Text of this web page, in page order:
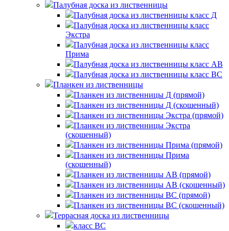
Палубная доска из лиственницы
Палубная доска из лиственницы класс Д
Палубная доска из лиственницы класс
Экстра
Палубная доска из лиственницы класс
Прима
Палубная доска из лиственницы класс AB
Палубная доска из лиственницы класс BC
Планкен из лиственницы
Планкен из лиственницы Д (прямой)
Планкен из лиственницы Д (скошенный)
Планкен из лиственницы Экстра (прямой)
Планкен из лиственницы Экстра
(скошенный)
Планкен из лиственницы Прима (прямой)
Планкен из лиственницы Прима
(скошенный)
Планкен из лиственницы AB (прямой)
Планкен из лиственницы AB (скошенный)
Планкен из лиственницы BC (прямой)
Планкен из лиственницы BC (скошенный)
Террасная доска из лиственницы
класс BC